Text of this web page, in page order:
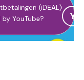
(iDEAL)
by YouTube?